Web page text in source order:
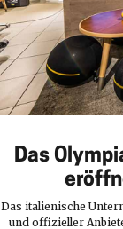
Das
Das italienische
und offizieller